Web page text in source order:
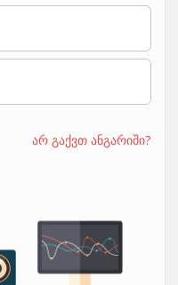
არ გაქვთ ანგარიში?